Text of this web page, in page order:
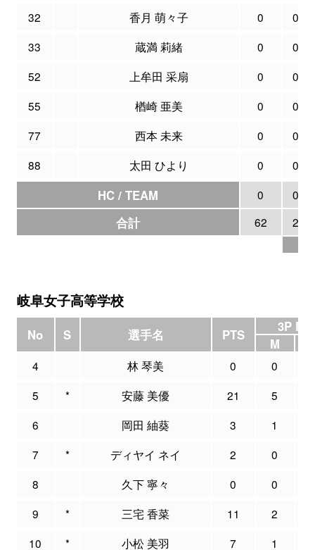
32
香月 萌々子 0
0
33
蔵満 莉緒 0
0
52
上牟田 采扇 0
0
55
楢崎 亜美 0
0
77
西本 未来 0
0
88
太田 ひより 0 0
HC / TEAM 0 0
合計 62 2
岐阜女子高等学校
No S 選手名 PTS
3P FG
M
4 林 琴美 0 0
5
* 安藤 美優 21 5
6
岡田 紬葵 3 1
7
* ディヤイ ネイ 2 0
8
久下 寧々 0 0
9
* 三宅 香菜 11 2
10
* 小松 美羽 7 1